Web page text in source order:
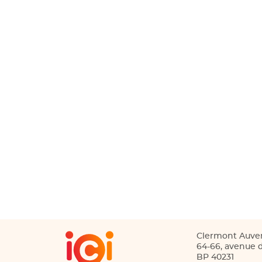
Clermont
64-66, avenue
BP 40231